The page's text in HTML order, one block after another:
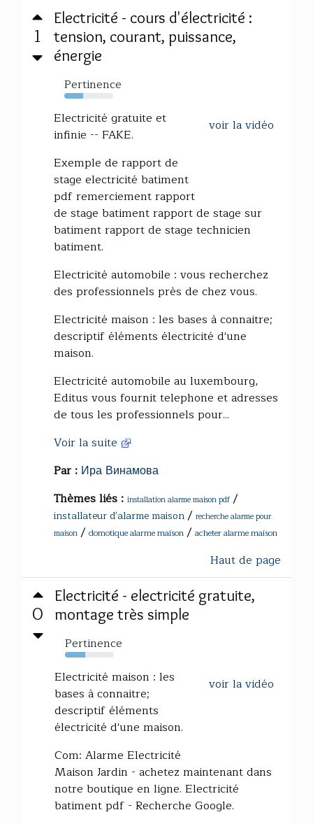
1
Electricité - cours d'électricité :
tension, courant, puissance,
énergie
Pertinence
39%
voir la vidéo
Electricité gratuite et
infinie -- FAKE.
Exemple de rapport de
stage electricité batiment
pdf remerciement rapport
de stage batiment rapport de stage sur
batiment rapport de stage technicien
batiment.
Electricité automobile : vous recherchez
des professionnels près de chez vous.
Electricité maison : les bases à connaitre;
descriptif éléments électricité d'une
maison.
Electricité automobile au luxembourg,
Editus vous fournit telephone et adresses
de tous les professionnels pour...
Voir la suite
Par : Ира Винамова
Thèmes liés : installation alarme maison pdf /
installateur d'alarme maison/ recherche alarme pour
maison / domotique alarme maison / acheter alarme maison
Haut de page
0
Electricité - electricité gratuite,
montage très simple
Pertinence
41%
voir la vidéo
Electricité maison : les
bases à connaitre;
descriptif éléments
électricité d'une maison.
Com: Alarme Electricité
Maison Jardin - achetez maintenant dans
notre boutique en ligne. Electricité
batiment pdf - Recherche Google.